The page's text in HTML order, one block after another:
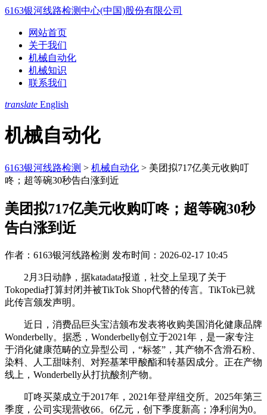
6163银河线路检测中心(中国)股份有限公司
网站首页
关于我们
机械自动化
机械知识
联系我们
translate English
机械自动化
6163银河线路检测 > 机械自动化 > 美团拟717亿美元收购叮
咚；超等碗30秒告白涨到近
美团拟717亿美元收购叮咚；超等碗30秒
告白涨到近
作者：6163银河线路检测 发布时间：2026-02-17 10:45
2月3日动静，据katadata报道，社交上呈现了关于
Tokopedia打算封闭并被TikTok Shop代替的传言。TikTok已就
此传言颁发声明。
近日，消费品巨头宝洁颁布发表将收购美国消化健康品牌
Wonderbelly。据悉，Wonderbelly创立于2021年，是一家专注
于消化健康范畴的立异型公司，“标签”，其产物不含滑石粉、
染料、人工甜味剂、对羟基苯甲酸酯和转基因成分。正在产物
线上，Wonderbelly从打抗酸剂产物。
叮咚买菜成立于2017年，2021年登岸纽交所。2025年第三
季度，公司实现营收66。6亿元，创下季度新高；净利润为0。